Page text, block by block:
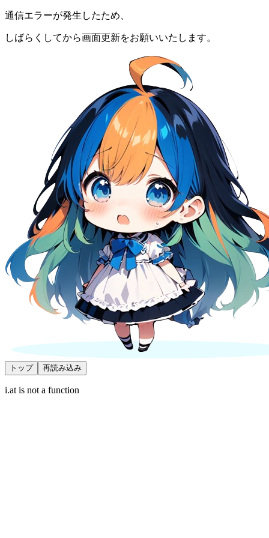
通信エラーが発生したため、
しばらくしてから画面更新をお願いいたします。
トップ 再読み込み
i.at is not a function